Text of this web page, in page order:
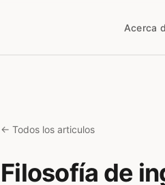
Acerca
← Todos los articulos
Filosofía de